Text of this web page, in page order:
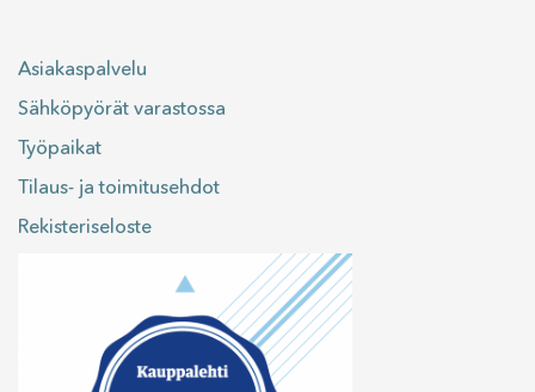
Asiakaspalvelu
Sähköpyörät varastossa
Työpaikat
Tilaus- ja toimitusehdot
Rekisteriseloste